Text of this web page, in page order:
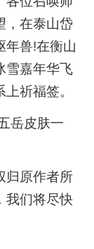
，在泰山岱
年兽!在衡山
雪嘉年华飞
祈福签。
岳皮肤一
归原作者所
我们将尽快